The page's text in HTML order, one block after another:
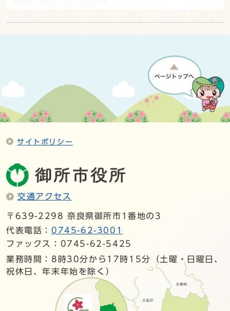
サイトポリシー
交通アクセス
〒639-2298 奈良県御所市1番地の3
代表電話： 0745-62-3001
ファックス：0745-62-5425
業務時間：8時30分から17時15分（土曜・日曜日、
祝休日、年末年始を除く）